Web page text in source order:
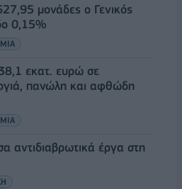
μονάδες ο Γενικός
0,15%
εκατ. ευρώ σε
πανώλη και αφθώδη
αντιδιαβρωτικά έργα στη